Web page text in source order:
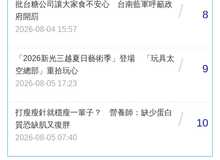
批台糖公司讓大家食不安心 台南藍軍呼籲政
府開罰
2026-08-04 15:57
/ 8
「2026新光三越夏日藝術季」登場 「玩具太
空總部」重拾玩心
2026-08-05 17:23
/ 9
打瘦瘦針就穩瘦一輩子？ 營養師：缺少蛋白
質恐缺肌又復胖
2026-08-05 07:40
/ 10